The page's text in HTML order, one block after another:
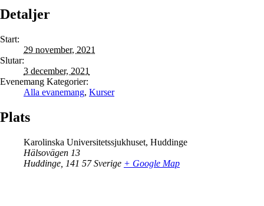
Detaljer
Start:
29 november, 2021
Slutar:
3 december, 2021
Evenemang Kategorier:
Alla evanemang, Kurser
Plats
Karolinska Universitetssjukhuset, Huddinge
Hälsovägen 13
Huddinge 141 57 Sverige + Google Map